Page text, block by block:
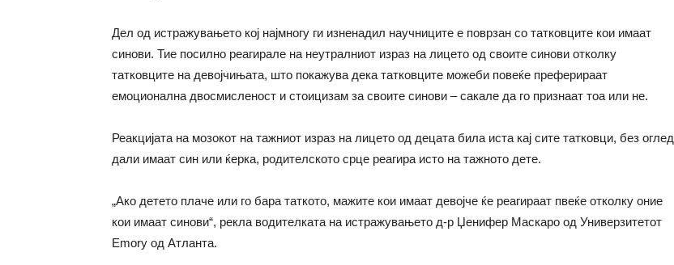
Дел од истражувањето кој најмногу ги изненадил научниците е поврзан со татковците кои имаат
синови. Тие посилно реагирале на неутралниот израз на лицето од своите синови отколку
татковците на девојчињата, што покажува дека татковците можеби повеќе преферираат
емоционална двосмисленост и стоицизам за своите синови – сакале да го признаат тоа или не.
Реакцијата на мозокот на тажниот израз на лицето од децата била иста кај сите татковци, без оглед
дали имаат син или ќерка, родителското срце реагира исто на тажното дете.
„Ако детето плаче или го бара таткото, мажите кои имаат девојче ќе реагираат пвеќе отколку оние
кои имаат синови“, рекла водителката на истражувањето д-р Џенифер Маскаро од Универзитетот
Emory од Атланта.